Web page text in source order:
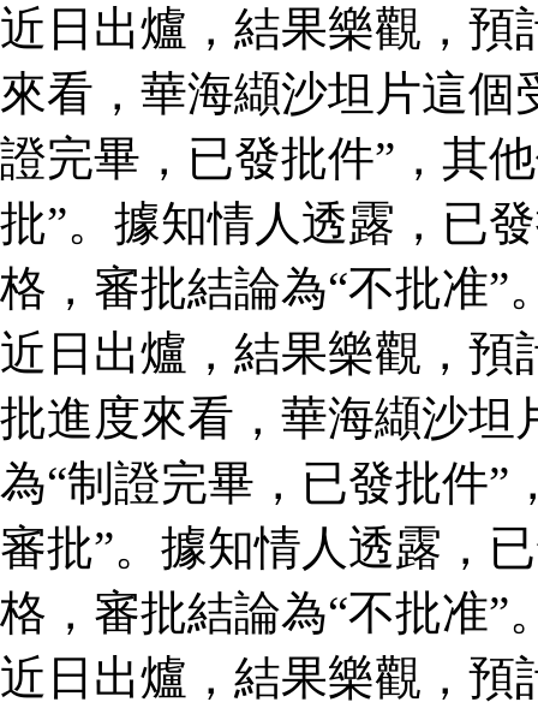
近日出爐，結果樂觀，預
來看，華海纈沙坦片這個
證完畢，已發批件”，其
批”。據知情人透露，已
格，審批結論為“不批准”
近日出爐，結果樂觀，
批進度來看，華海纈沙坦
為“制證完畢，已發批件”
審批”。據知情人透露，
格，審批結論為“不批准”
近日出爐，結果樂觀，